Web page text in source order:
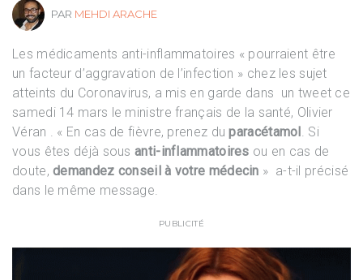
PAR MEHDI ARACHE
Les médicaments anti-inflammatoires « pourraient être
un facteur d’aggravation de l’infection » chez les sujet
atteints du Coronavirus, a mis en garde dans un tweet ce
samedi 14 mars le ministre français de la santé, Olivier
Véran . « En cas de fièvre, prenez duparacétamol. Si
vous êtes déjà sousanti-inflammatoires ou en cas de
doute,demandez conseil à votre médecin » a-t-il précisé
dans le même message.
PUBLICITÉ